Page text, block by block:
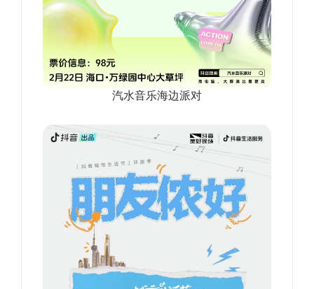
汽水音乐海边派对